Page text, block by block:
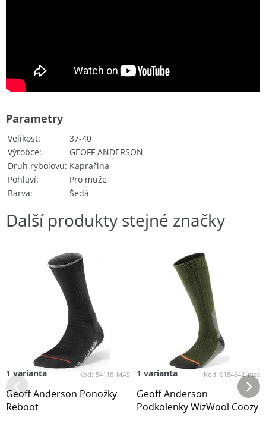
Velikost
37-40
Výrobce
GEOFF ANDERSON
Druh rybolovu Kaprařina
Pohlaví
Pro muže
Barva
Šedá
Parametry
Další produkty stejné značky
Kód: 54118_MAS
1 varianta
Geoff Anderson Ponožky
Reboot
Kód: 0184642_mas
1 varianta
Geoff Anderson
Podkolenky WizWool Coozy